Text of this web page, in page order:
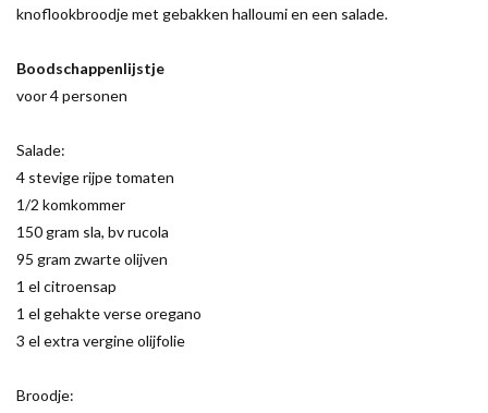
knoflookbroodje met gebakken halloumi en een salade.
Boodschappenlijstje
voor 4 personen
Salade:
4 stevige rijpe tomaten
1/2 komkommer
150 gram sla, bv rucola
95 gram zwarte olijven
1 el citroensap
1 el gehakte verse oregano
3 el extra vergine olijfolie
Broodje: